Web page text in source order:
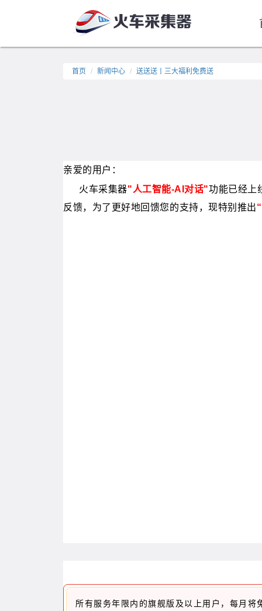
首页 新闻中心 送送送丨三大福利免费送
亲爱的用户：
火车采集器"人工智能-AI对话"功能已经上
反馈，为了更好地回馈您的支持，现特别推出
所有服务年限内的旗舰版及以上用户，每月